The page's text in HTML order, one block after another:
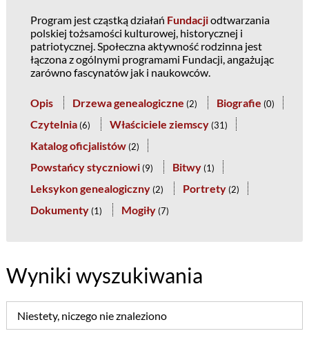
Program jest cząstką działań Fundacjiodtwarzania
polskiej tożsamości kulturowej, historycznej i
patriotycznej. Społeczna aktywność rodzinna jest
łączona z ogólnymi programami Fundacji, angażując
zarówno fascynatów jak i naukowców.
Opis Drzewa genealogiczne (2) Biografie (0)
Czytelnia (6) Właściciele ziemscy (31)
Katalog oficjalistów (2)
Powstańcy styczniowi (9) Bitwy (1)
Leksykon genealogiczny (2) Portrety (2)
Dokumenty (1) Mogiły (7)
Wyniki wyszukiwania
Niestety, niczego nie znaleziono